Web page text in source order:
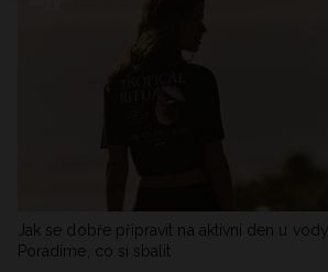
Jak se dobře připravit na aktivní den u
Poradíme, co si sbalit